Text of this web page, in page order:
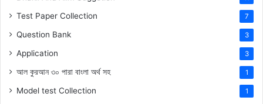
Test Paper Collection 7
Question Bank 3
Application 3
আল কুরআন ৩০ পারা বাংলা অর্থ সহ 1
Model test Collection 1